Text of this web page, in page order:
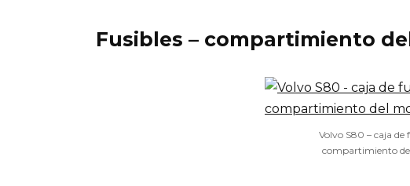
Fusibles – compartimiento
Volvo S80 – caja de
compartimiento